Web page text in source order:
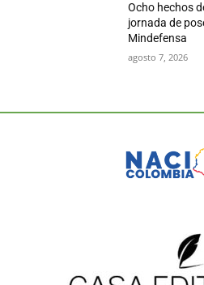
Ocho hechos
jornada de
Mindefensa
agosto 7, 2026